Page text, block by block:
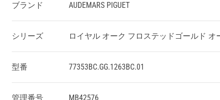
ブランド AUDEMARS PIGUET
シリーズ ロイヤル オーク フロステッドゴールド オ
型番 77353BC.GG.1263BC.01
管理番号 MB42576